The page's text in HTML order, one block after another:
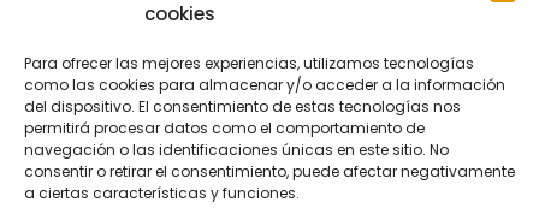
cookies
Para ofrecer las mejores experiencias, utilizamos tecnologías
como las cookies para almacenar y/o acceder a la información
del dispositivo. El consentimiento de estas tecnologías nos
permitirá procesar datos como el comportamiento de
navegación o las identificaciones únicas en este sitio. No
consentir o retirar el consentimiento, puede afectar negativamente
a ciertas características y funciones.
Subscribe to our Newsletter
SUBSCRIBE HERE